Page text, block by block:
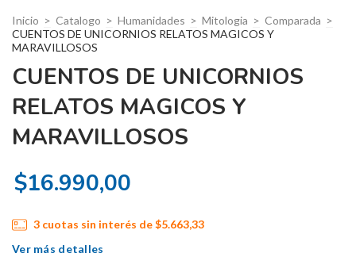
Inicio > Catalogo > Humanidades > Mitologia > Comparada >
CUENTOS DE UNICORNIOS RELATOS MAGICOS Y
MARAVILLOSOS
CUENTOS DE UNICORNIOS
RELATOS MAGICOS Y
MARAVILLOSOS
$16.990,00
3 cuotas sin interés de$5.663,33
Ver más detalles